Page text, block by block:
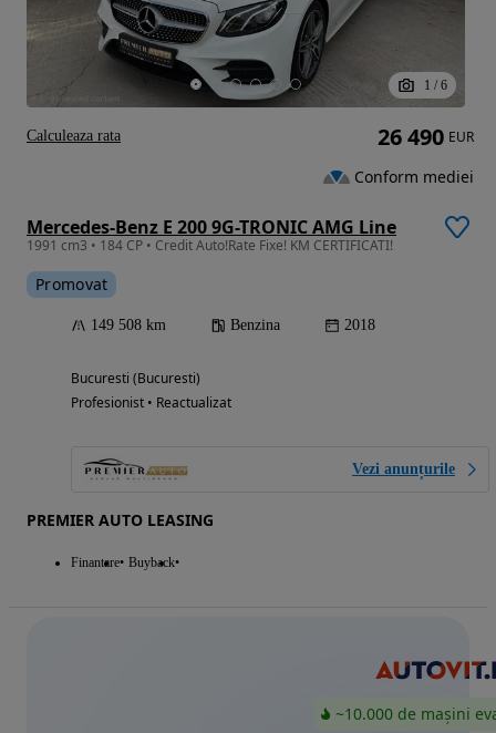
1 / 6
Mercedes-Benz E 200 9G-TRONIC AMG Line
1991 cm3 • 184 CP • Credit Auto!Rate Fixe! KM CERTIFICATI!
Promovat
149 508 km Benzina 2018
Bucuresti (Bucuresti)
Profesionist • Reactualizat
Vezi anunțurile
PREMIER AUTO LEASING
Finantare Buyback
26 490 EUR
Conform mediei
Calculeaza rata
~10.000 de mașini